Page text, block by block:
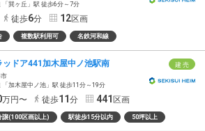
「巽ヶ丘」駅 徒歩6分～7分
徒歩6分 12区画
複数駅利用可 名鉄河和線
建 売
ッドア441加木屋中ノ池駅南
「加木屋中ノ池」駅 徒歩11分～19分
万円〜 徒歩11 分 441 区画
譲(100区画以上) 駅徒歩15分以内 50坪以上